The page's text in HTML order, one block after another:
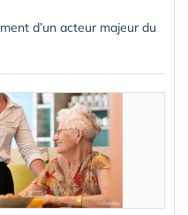
d’un acteur majeur du